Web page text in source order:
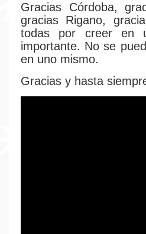
Gracias Córdoba,
gracias Rigano,
todas por creer en
importante. No se
en uno mismo.
Gracias y hasta